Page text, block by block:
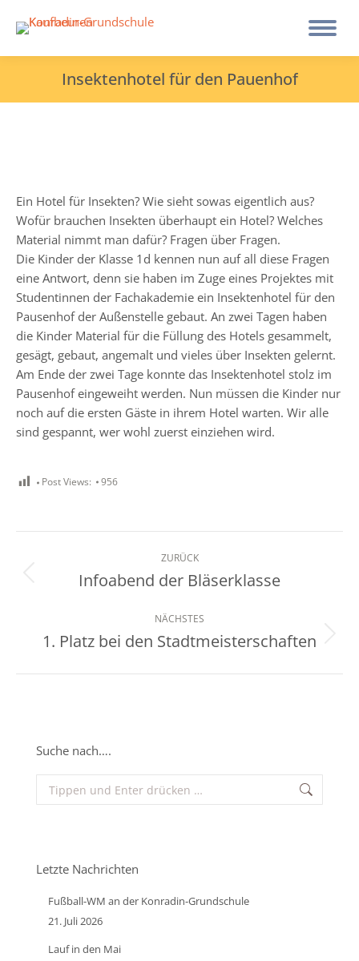
Insektenhotel für den Pauenhof
Ein Hotel für Insekten? Wie sieht sowas eigentlich aus?
Wofür brauchen Insekten überhaupt ein Hotel? Welches
Material nimmt man dafür? Fragen über Fragen.
Die Kinder der Klasse 1d kennen nun auf all diese Fragen
eine Antwort, denn sie haben im Zuge eines Projektes mit
Studentinnen der Fachakademie ein Insektenhotel für den
Pausenhof der Außenstelle gebaut. An zwei Tagen haben
die Kinder Material für die Füllung des Hotels gesammelt,
gesägt, gebaut, angemalt und vieles über Insekten gelernt.
Am Ende der zwei Tage konnte das Insektenhotel stolz im
Pausenhof eingeweiht werden. Nun müssen die Kinder nur
noch auf die ersten Gäste in ihrem Hotel warten. Wir alle
sind gespannt, wer wohl zuerst einziehen wird.
Post Views: 956
ZURÜCK
Vorheriger
Infoabend der Bläserklasse
NÄCHSTES
Nächster
1. Platz bei den Stadtmeisterschaften
Suche nach….
Search:
Letzte Nachrichten
Fußball-WM an der Konradin-Grundschule
21. Juli 2026
Lauf in den Mai